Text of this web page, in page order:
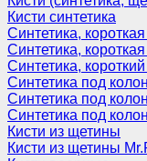
Кисти синтетика
Синтетика,
Синтетика,
Синтетика,
Синтетика под
Синтетика под
Синтетика под
Кисти из щетины
Кисти из щетины